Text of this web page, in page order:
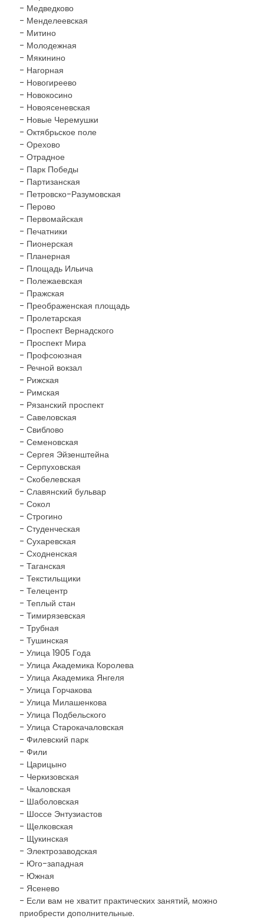
- Медведково
- Менделеевская
- Митино
- Молодежная
- Мякинино
- Нагорная
- Новогиреево
- Новокосино
- Новоясеневская
- Новые Черемушки
- Октябрьское поле
- Орехово
- Отрадное
- Парк Победы
- Партизанская
- Петровско-Разумовская
- Перово
- Первомайская
- Печатники
- Пионерская
- Планерная
- Площадь Ильича
- Полежаевская
- Пражская
- Преображенская площадь
- Пролетарская
- Проспект Вернадского
- Проспект Мира
- Профсоюзная
- Речной вокзал
- Рижская
- Римская
- Рязанский проспект
- Савеловская
- Свиблово
- Семеновская
- Сергея Эйзенштейна
- Серпуховская
- Скобелевская
- Славянский бульвар
- Сокол
- Строгино
- Студенческая
- Сухаревская
- Сходненская
- Таганская
- Текстильщики
- Телецентр
- Теплый стан
- Тимирязевская
- Трубная
- Тушинская
- Улица 1905 Года
- Улица Академика Королева
- Улица Академика Янгеля
- Улица Горчакова
- Улица Милашенкова
- Улица Подбельского
- Улица Старокачаловская
- Филевский парк
- Фили
- Царицыно
- Черкизовская
- Чкаловская
- Шаболовская
- Шоссе Энтузиастов
- Щелковская
- Щукинская
- Электрозаводская
- Юго-западная
- Южная
- Ясенево
- Если вам не хватит практических занятий, можно
приобрести дополнительные.